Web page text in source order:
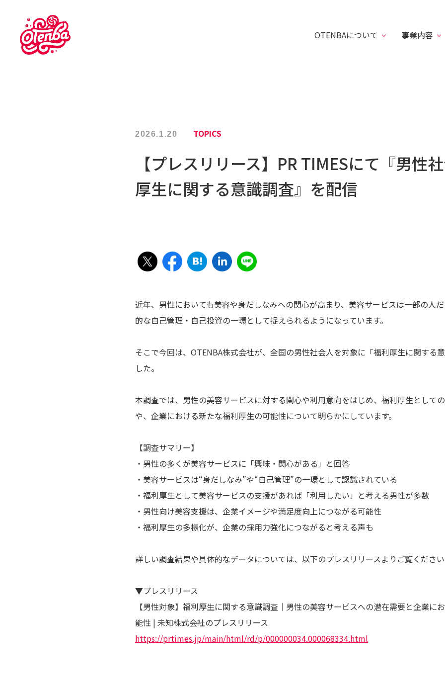
OTENBAについて 事業内容
2026.1.20 TOPICS
【プレスリリース】PR TIMESにて『男性
厚生に関する意識調査』を配信
近年、男性においても美容や身だしなみへの関心が高まり、美容サービスは一部の人
的な自己管理・自己投資の一環として捉えられるようになっています。
そこで今回は、OTENBA株式会社が、全国の男性社会人を対象に「福利厚生に関する
した。
本調査では、男性の美容サービスに対する関心や利用意向をはじめ、福利厚生として
や、企業における新たな福利厚生の可能性について明らかにしています。
【調査サマリー】
・男性の多くが美容サービスに「興味・関心がある」と回答
・美容サービスは“身だしなみ”や“自己管理”の一環として認識されている
・福利厚生として美容サービスの支援があれば「利用したい」と考える男性が多数
・男性向け美容支援は、企業イメージや満足度向上につながる可能性
・福利厚生の多様化が、企業の採用力強化につながると考える声も
詳しい調査結果や具体的なデータについては、以下のプレスリリースよりご覧くださ
▼プレスリリース
【男性対象】福利厚生に関する意識調査｜男性の美容サービスへの潜在需要と企業に
能性 | 未知株式会社のプレスリリース
https://prtimes.jp/main/html/rd/p/000000034.000068334.html